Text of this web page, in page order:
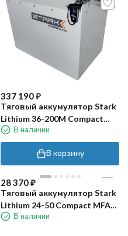
337 190₽
Тяговый аккумулятор Stark
Lithium 36-200M Compact
(36В, 200Ач, Li-ion)
В наличии
В корзину
28 370₽
Тяговый аккумулятор Stark
Lithium 24-50 Compact MFAV
(24В, 50Ач, LiFePO4)
В наличии